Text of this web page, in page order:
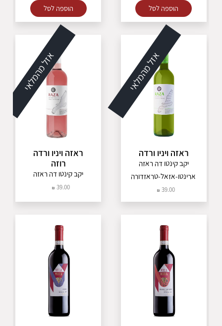
הוספה לסל הוספה לסל
אזל מהמלאי
ראזה ויניו ורדה
יקב קינטו דה ראזה
ארינטו-אזאל-טראזדורה
39.00
אזל מהמלאי
ראזה ויניו ורדה
רוזה
יקב קינטו דה ראזה
39.00